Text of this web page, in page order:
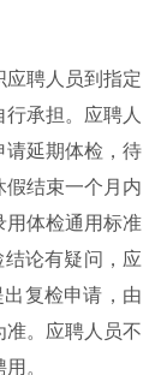
应聘人员到指定
承担。应聘人
请延期体检，待
假结束一个月内
用体检通用标准
论有疑问，应
复检申请，由
准。应聘人员不
。